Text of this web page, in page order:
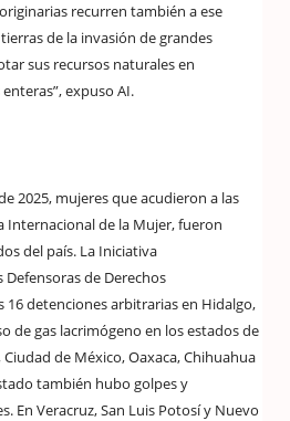
recurren también a ese
de la invasión de grandes
sus recursos naturales en
expuso AI.
2025, mujeres que acudieron a las
Internacional de la Mujer, fueron
del país. La Iniciativa
de Derechos
16 detenciones arbitrarias en Hidalgo,
de gas lacrimógeno en los estados de
de México, Oaxaca, Chihuahua
también hubo golpes y
En Veracruz, San Luis Potosí y Nuevo